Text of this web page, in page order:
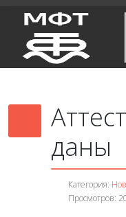
даны
Категория:
Просмотров: